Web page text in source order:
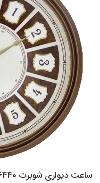
ساعت دیواری شوبرت 6440